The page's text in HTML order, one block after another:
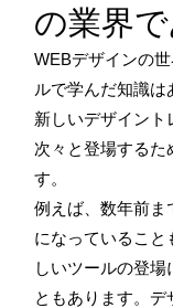
の業界
WEBデザインの
ルで学んだ知識は
新しいデザイン
次々と登場するた
す。
例えば、数年前ま
になっていること
しいツールの登
ともあります。